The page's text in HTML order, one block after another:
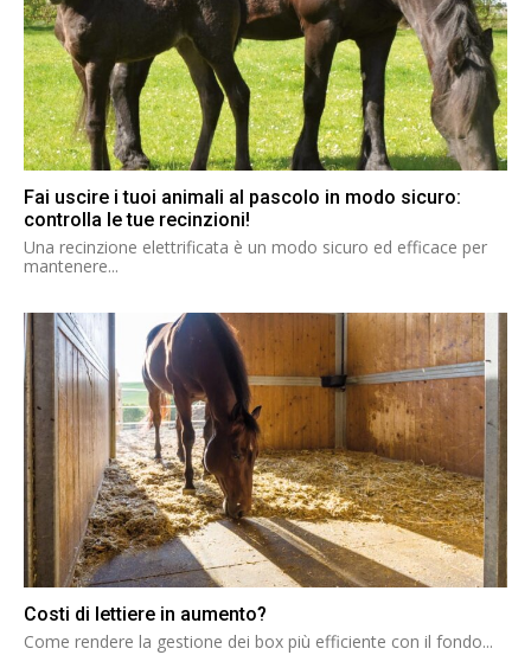
Fai uscire i tuoi animali al pascolo in modo sicuro:
controlla le tue recinzioni!
Una recinzione elettrificata è un modo sicuro ed efficace per
mantenere...
Costi di lettiere in aumento?
Come rendere la gestione dei box più efficiente con il fondo...